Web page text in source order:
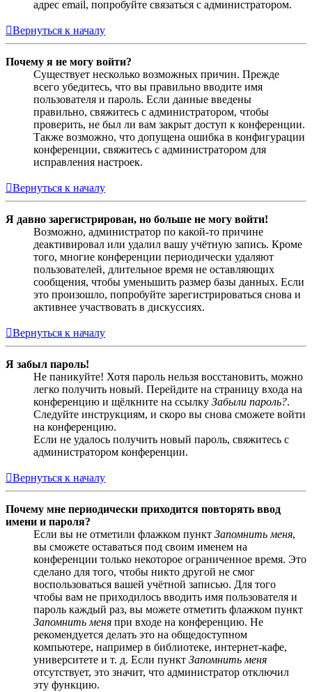
адрес email, попробуйте связаться с администратором.
Вернуться к началу
Почему я не могу войти?
Существует несколько возможных причин. Прежде
всего убедитесь, что вы правильно вводите имя
пользователя и пароль. Если данные введены
правильно, свяжитесь с администратором, чтобы
проверить, не был ли вам закрыт доступ к конференции.
Также возможно, что допущена ошибка в конфигурации
конференции, свяжитесь с администратором для
исправления настроек.
Вернуться к началу
Я давно зарегистрирован, но больше не могу войти!
Возможно, администратор по какой-то причине
деактивировал или удалил вашу учётную запись. Кроме
того, многие конференции периодически удаляют
пользователей, длительное время не оставляющих
сообщения, чтобы уменьшить размер базы данных. Если
это произошло, попробуйте зарегистрироваться снова и
активнее участвовать в дискуссиях.
Вернуться к началу
Я забыл пароль!
Не паникуйте! Хотя пароль нельзя восстановить, можно
легко получить новый. Перейдите на страницу входа на
конференцию и щёлкните на ссылку Забыли пароль?.
Следуйте инструкциям, и скоро вы снова сможете войти
на конференцию.
Если не удалось получить новый пароль, свяжитесь с
администратором конференции.
Вернуться к началу
Почему мне периодически приходится повторять ввод
имени и пароля?
Если вы не отметили флажком пункт Запомнить меня,
вы сможете оставаться под своим именем на
конференции только некоторое ограниченное время. Это
сделано для того, чтобы никто другой не смог
воспользоваться вашей учётной записью. Для того
чтобы вам не приходилось вводить имя пользователя и
пароль каждый раз, вы можете отметить флажком пункт
Запомнить меня при входе на конференцию. Не
рекомендуется делать это на общедоступном
компьютере, например в библиотеке, интернет-кафе,
университете и т. д. Если пункт Запомнить меня
отсутствует, это значит, что администратор отключил
эту функцию.